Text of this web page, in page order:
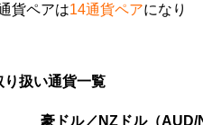
貨ペアは14通貨ペアになり
り扱い通貨一覧
豪ドル／NZドル（AUD/